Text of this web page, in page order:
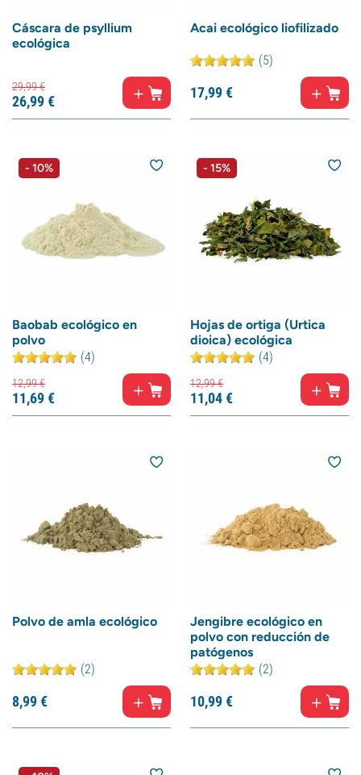
Cáscara de psyllium
ecológica
29,99€
26,99€
Acai ecológico liofilizado
(5)
17,99€
- 10%
Baobab ecológico en
polvo
(4)
12,99€
11,69€
- 15%
Hojas de ortiga (Urtica
dioica) ecológica
(4)
12,99€
11,04€
Polvo de amla ecológico
(2)
8,99€
Jengibre ecológico en
polvo con reducción de
patógenos
(2)
10,99€